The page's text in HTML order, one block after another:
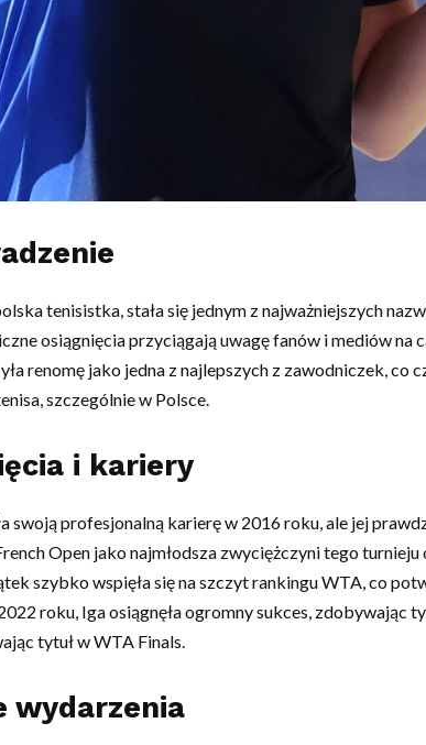
tenisistka, stała się jednym z najważniejszych
osiągnięcia przyciągają uwagę fanów i mediów na
renomę jako jedna z najlepszych z zawodniczek, co
szczególnie w Polsce.
i kariery
swoją profesjonalną karierę w 2016 roku, ale jej
Open jako najmłodsza zwyciężczyni tego
szybko wspięła się na szczyt rankingu WTA, co
roku, Iga osiągnęła ogromny sukces, zdobywając
tytuł w WTA Finals.
wydarzenia